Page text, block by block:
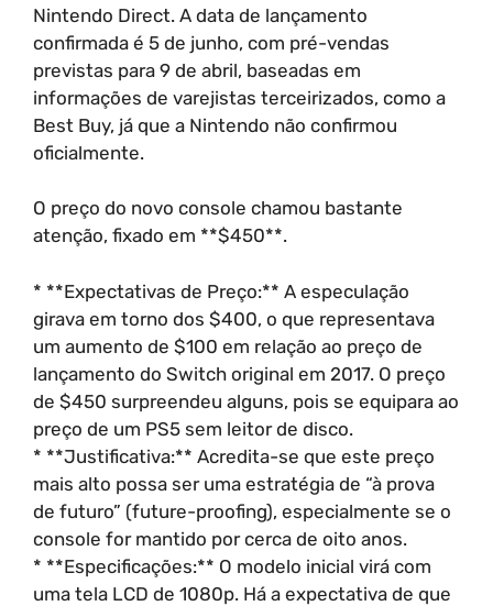
Nintendo Direct. A data de lançamento
confirmada é 5 de junho, com pré-vendas
previstas para 9 de abril, baseadas em
informações de varejistas terceirizados, como a
Best Buy, já que a Nintendo não confirmou
oficialmente.
O preço do novo console chamou bastante
atenção, fixado em **$450**.
* **Expectativas de Preço:** A especulação
girava em torno dos $400, o que representava
um aumento de $100 em relação ao preço de
lançamento do Switch original em 2017. O preço
de $450 surpreendeu alguns, pois se equipara ao
preço de um PS5 sem leitor de disco.
* **Justificativa:** Acredita-se que este preço
mais alto possa ser uma estratégia de “à prova
de futuro” (future-proofing), especialmente se o
console for mantido por cerca de oito anos.
* **Especificações:** O modelo inicial virá com
uma tela LCD de 1080p. Há a expectativa de que